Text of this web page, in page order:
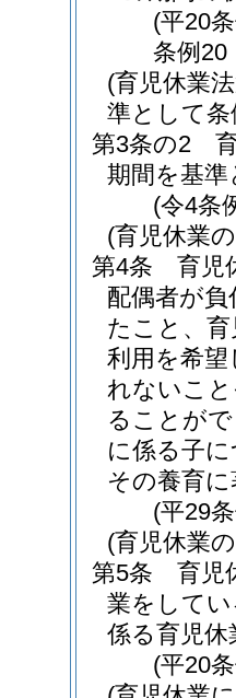
(平20
条例20
(育児休業
準として
第3条の2
期間を基
(令4条
(育児休業
第4条
育児
配偶者が
たこと、
利用を希
れないこ
ることが
に係る子
その養育
(平29
(育児休業
第5条
育児
業をして
係る育児
(平20